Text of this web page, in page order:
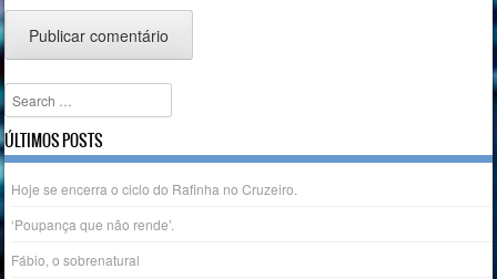
Search
ÚLTIMOS POSTS
Hoje se encerra o ciclo do Rafinha no Cruzeiro.
‘Poupança que não rende’.
Fábio, o sobrenatural